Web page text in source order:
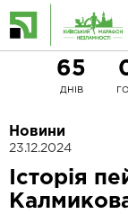
65
ДНІВ
Новини
23.12.2024
Історія